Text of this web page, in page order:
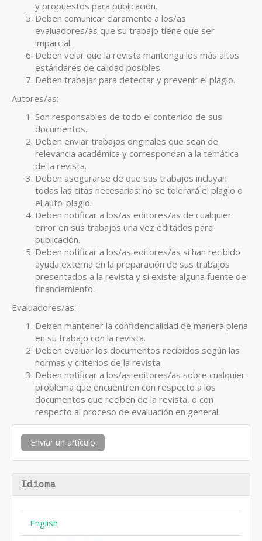
y propuestos para publicación.
Deben comunicar claramente a los/as
evaluadores/as que su trabajo tiene que ser
imparcial.
Deben velar que la revista mantenga los más altos
estándares de calidad posibles.
Deben trabajar para detectar y prevenir el plagio.
Autores/as:
Son responsables de todo el contenido de sus
documentos.
Deben enviar trabajos originales que sean de
relevancia académica y correspondan a la temática
de la revista.
Deben asegurarse de que sus trabajos incluyan
todas las citas necesarias; no se tolerará el plagio o
el auto-plagio.
Deben notificar a los/as editores/as de cualquier
error en sus trabajos una vez editados para
publicación.
Deben notificar a los/as editores/as si han recibido
ayuda externa en la preparación de sus trabajos
presentados a la revista y si existe alguna fuente de
financiamiento.
Evaluadores/as:
Deben mantener la confidencialidad de manera plena
en su trabajo con la revista.
Deben evaluar los documentos recibidos según las
normas y criterios de la revista.
Deben notificar a los/as editores/as sobre cualquier
problema que encuentren con respecto a los
documentos que reciben de la revista, o con
respecto al proceso de evaluación en general.
Enviar
un
artículo
Enviar un artículo
Idioma
English